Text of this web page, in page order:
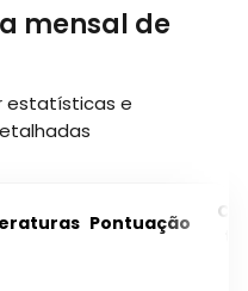
mensal de
estatísticas e
Pontuação